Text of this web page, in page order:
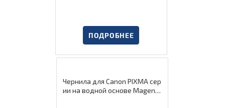
ПОДРОБНЕЕ
Чернила для Canon PIXMA сер
ии на водной основе Magent